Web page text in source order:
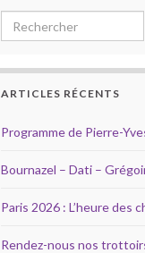
Search for:
ARTICLES RÉCENTS
Programme de Pierre-
Bournazel – Dati –
Paris 2026 : L’heure des
Rendez-nous nos